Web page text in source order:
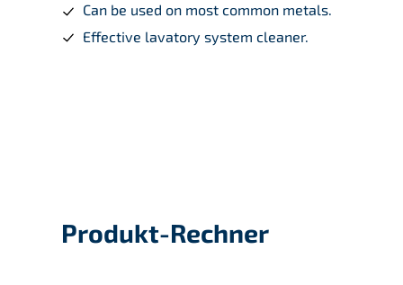
Can be used on most common metals.
Effective lavatory system cleaner.
Produkt-Rechner